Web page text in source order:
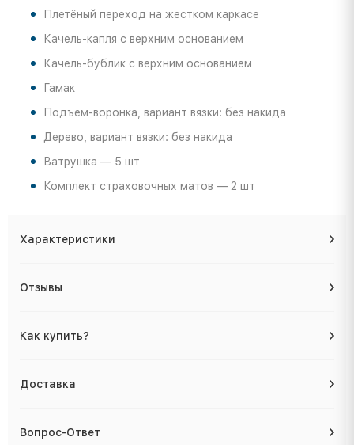
Плетёный переход на жестком каркасе
Качель-капля с верхним основанием
Качель-бублик с верхним основанием
Гамак
Подъем-воронка, вариант вязки: без накида
Дерево, вариант вязки: без накида
Ватрушка — 5 шт
Комплект страховочных матов — 2 шт
Характеристики
Отзывы
Как купить?
Доставка
Вопрос-Ответ